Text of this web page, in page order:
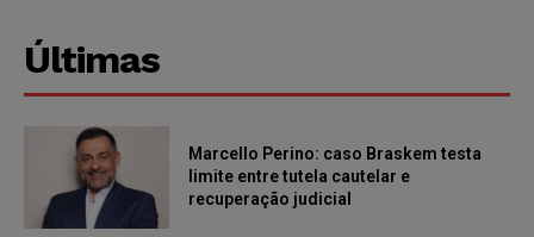
Últimas
Marcello Perino: caso Braskem testa
limite entre tutela cautelar e
recuperação judicial